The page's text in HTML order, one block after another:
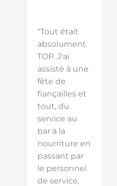
"Tout était
absolument
TOP. J'ai
assisté à une
fête de
fiançailles et
tout, du
service au
bar à la
nourriture en
passant par
le personnel
de service,